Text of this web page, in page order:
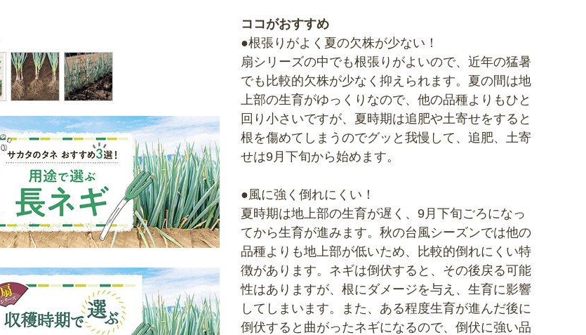
ココがおすすめ
●根張りがよく夏の欠株が少ない！
扇シリーズの中でも根張りがよいので、近年の猛暑
でも比較的欠株が少なく抑えられます。夏の間は地
上部の生育がゆっくりなので、他の品種よりもひと
回り小さいですが、夏時期は追肥や土寄せをすると
根を傷めてしまうのでグッと我慢して、追肥、土寄
せは9月下旬から始めます。
●風に強く倒れにくい！
夏時期は地上部の生育が遅く、9月下旬ごろになっ
てから生育が進みます。秋の台風シーズンでは他の
品種よりも地上部が低いため、比較的倒れにくい特
徴があります。ネギは倒伏すると、その後戻る可能
性はありますが、根にダメージを与え、生育に影響
してしまいます。また、ある程度生育が進んだ後に
倒伏すると曲がったネギになるので、倒伏に強い品